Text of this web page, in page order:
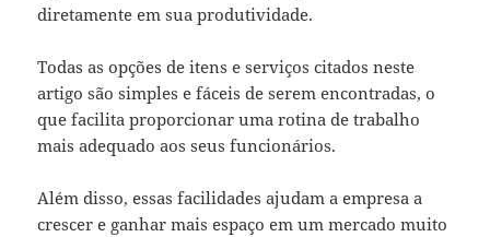
diretamente em sua produtividade.
Todas as opções de itens e serviços citados neste
artigo são simples e fáceis de serem encontradas, o
que facilita proporcionar uma rotina de trabalho
mais adequado aos seus funcionários.
Além disso, essas facilidades ajudam a empresa a
crescer e ganhar mais espaço em um mercado muito